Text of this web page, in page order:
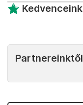
Kedvenceink
Partnereinktől